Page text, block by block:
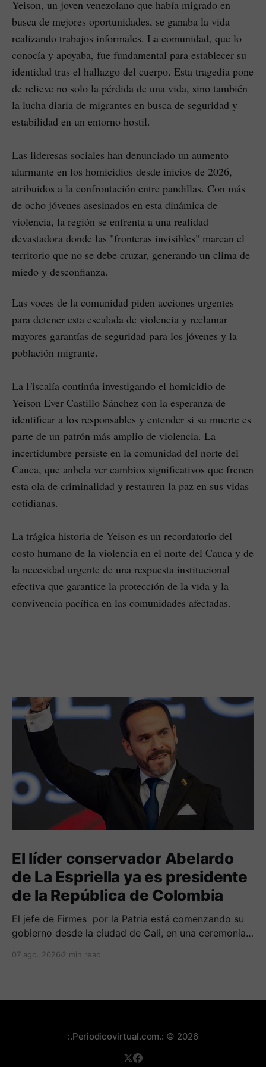
Yeison, un joven venezolano que había migrado en
busca de mejores oportunidades, se ganaba la vida
realizando trabajos informales. La comunidad, que lo
conocía y apoyaba, fue fundamental para establecer su
identidad tras el hallazgo del cuerpo. Esta tragedia pone
de relieve no solo la pérdida de una vida, sino también
la lucha diaria de migrantes en busca de seguridad y
estabilidad en un entorno hostil.
Las lideresas sociales han denunciado un aumento
alarmante en los homicidios desde inicios de 2026,
atribuidos a la confrontación entre pandillas. Con más
de ocho jóvenes asesinados en esta dinámica de
violencia, la región se enfrenta a una realidad
devastadora donde las "fronteras invisibles" marcan el
territorio que no se debe cruzar, generando un clima de
miedo y desconfianza.
Las voces de la comunidad piden acciones urgentes
para detener esta escalada de violencia y reclamar
mayores garantías de seguridad para los jóvenes y la
población migrante.
La Fiscalía continúa investigando el homicidio de
Yeison Ever Castillo Sánchez con la esperanza de
identificar a los responsables y entender si su muerte es
parte de un patrón más amplio de violencia. La
incertidumbre persiste en la comunidad del norte del
Cauca, que anhela ver cambios significativos que frenen
esta ola de criminalidad y restauren la paz en sus vidas
cotidianas.
La trágica historia de Yeison es un recordatorio del
costo humano de la violencia en el norte del Cauca y de
la necesidad urgente de una respuesta institucional
efectiva que garantice la protección de la vida y la
convivencia pacífica en las comunidades afectadas.
El líder conservador Abelardo
de La Espriella ya es presidente
de la República de Colombia
El jefe de Firmes por la Patria está comenzando su
gobierno desde la ciudad de Cali, en una ceremonia
gobiernos conservadores.
07 ago. 2026 2 min read
:.Periodicovirtual.com.: © 2026